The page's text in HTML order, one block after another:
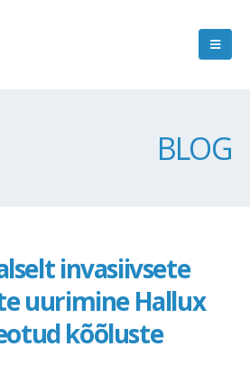
BLOG
invasiivsete
uurimine Hallux
kõõluste